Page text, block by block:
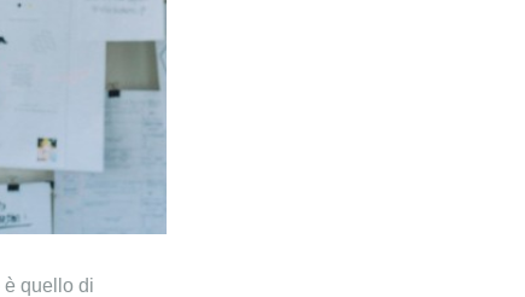
è quello di